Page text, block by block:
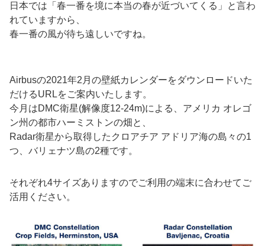
日本では「春一番を境に本当の春が近づいてくる」と言わ
れていますから、
春一番の風が待ち遠しいですね。
Airbusの2021年2月の壁紙カレンダーをダウンロードいた
だけるURLをご案内いたします。
今月はDMC衛星(解像度12-24m)による、アメリカ オレゴ
ン州の都市ハーミストンの畑と、
Radar衛星から取得したクロアチア アドリア海の島々の1
つ、バリェナツ島の2種です。
それぞれ4サイズありますのでご利用の端末に合わせてご
活用ください。